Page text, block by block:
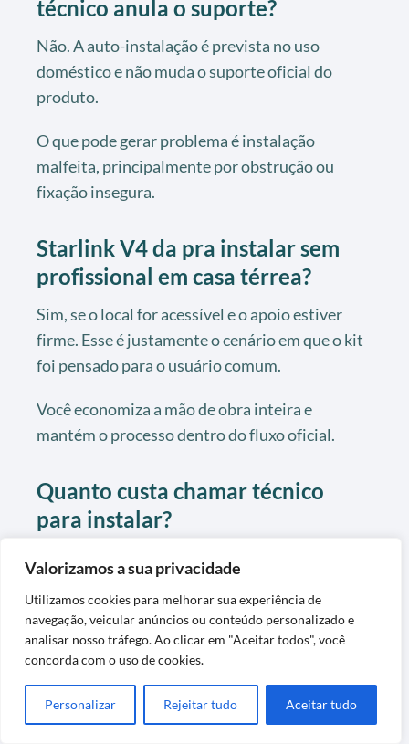
Valorizamos a sua privacidade
Utilizamos cookies para melhorar sua experiência de
navegação, veicular anúncios ou conteúdo personalizado e
analisar nosso tráfego. Ao clicar em "Aceitar todos", você
concorda com o uso de cookies.
Personalizar Rejeitar tudo Aceitar tudo
técnico anula o suporte?
Não. A auto-instalação é prevista no uso
doméstico e não muda o suporte oficial do
produto.
O que pode gerar problema é instalação
malfeita, principalmente por obstrução ou
fixação insegura.
Starlink V4 da pra instalar sem
profissional em casa térrea?
Sim, se o local for acessível e o apoio estiver
firme. Esse é justamente o cenário em que o kit
foi pensado para o usuário comum.
Você economiza a mão de obra inteira e
mantém o processo dentro do fluxo oficial.
Quanto custa chamar técnico
para instalar?
partir de R$ 150 a R$ 300. Em montagem
acessível, esse custo pode ser evitado.
Por isso vale medir o acesso antes de fechar a
O kit já vem completo para